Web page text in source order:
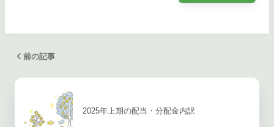
前の記事
2025年上期の配当・分配金内訳